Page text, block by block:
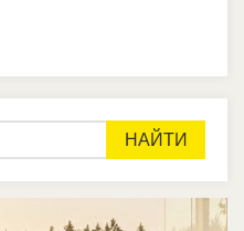
НАЙТИ